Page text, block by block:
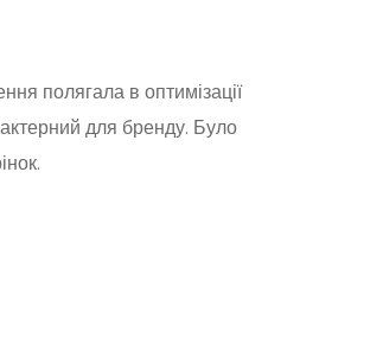
полягала в оптимізації
для бренду. Було